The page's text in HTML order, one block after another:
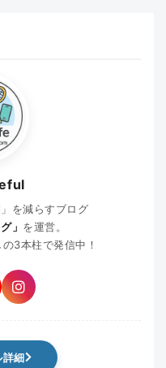
を減らすブログ
」 を運営。
3本柱で発信中！
詳細